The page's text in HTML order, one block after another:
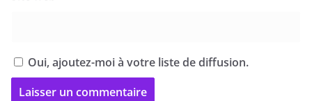
Oui, ajoutez-moi à votre liste de diffusion.